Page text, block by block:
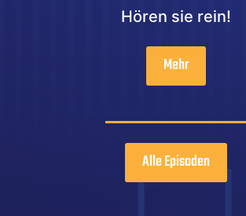
Hören sie rein!
Mehr
Alle Episoden